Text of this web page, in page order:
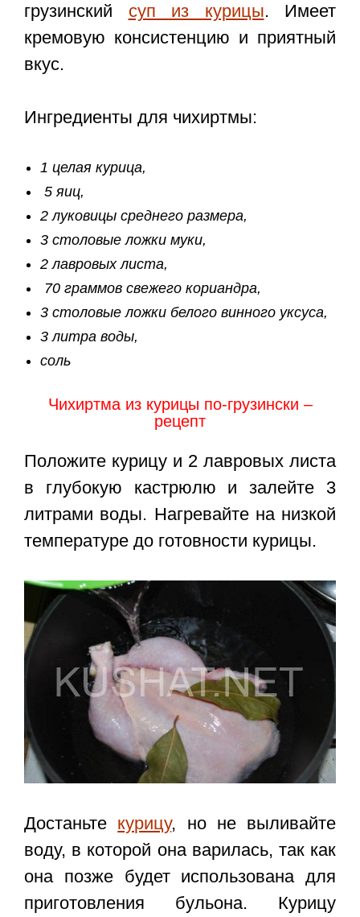
грузинский суп из курицы. Имеет
кремовую консистенцию и приятный
вкус.
Ингредиенты для чихиртмы:
1 целая курица,
5 яиц,
2 луковицы среднего размера,
3 столовые ложки муки,
2 лавровых листа,
70 граммов свежего кориандра,
3 столовые ложки белого винного уксуса,
3 литра воды,
соль
Чихиртма из курицы по-грузински –
рецепт
Положите курицу и 2 лавровых листа
в глубокую кастрюлю и залейте 3
литрами воды. Нагревайте на низкой
температуре до готовности курицы.
Достаньте курицу, но не выливайте
воду, в которой она варилась, так как
она позже будет использована для
приготовления бульона. Курицу